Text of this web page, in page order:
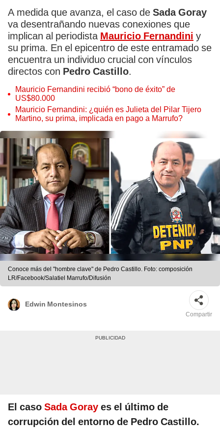
A medida que avanza, el caso de Sada Goray
va desentrañando nuevas conexiones que
implican al periodista Mauricio Fernandini y
su prima. En el epicentro de este entramado se
encuentra un individuo crucial con vínculos
directos con Pedro Castillo.
Mauricio Fernandini recibió “bono de éxito” de
US$80.000
Mauricio Fernandini: ¿quién es Julieta del Pilar Tijero
Martino, su prima, implicada en pago a Marrufo?
Conoce más del "hombre clave" de Pedro Castillo. Foto: composición
LR/Facebook/Salatiel Marrufo/Difusión
Edwin Montesinos
Compartir
El caso Sada Goray es el último de
corrupción del entorno de Pedro Castillo.